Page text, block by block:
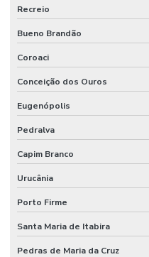
Recreio
Bueno Brandão
Coroaci
Conceição dos Ouros
Eugenópolis
Pedralva
Capim Branco
Urucânia
Porto Firme
Santa Maria de Itabira
Pedras de Maria da Cruz